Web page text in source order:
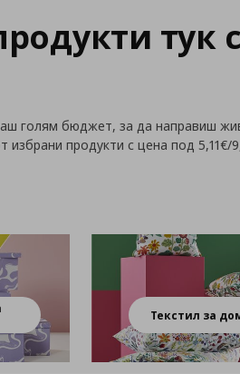
тук
голям бюджет, за да направиш
избрани продукти с цена под 5,11€/
Текстил за